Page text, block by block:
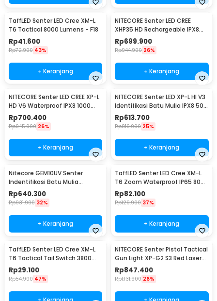
TaffLED Senter LED Cree XM-L
T6 Tactical 8000 Lumens - F18
Rp41.600
Rp72.900 43%
+ Keranjang
NITECORE Senter LED CREE
XHP35 HD Rechargeable IPX8
1800 Lumens - MH23
Rp699.900
Rp944.900 26%
+ Keranjang
NITECORE Senter LED CREE XP-L
HD V6 Waterproof IPX8 1000
Lumens - MT21C
Rp700.400
Rp945.900 26%
+ Keranjang
NITECORE Senter LED XP-L HI V3
Identifikasi Batu Mulia IPX8 500
Lumens - GEM8
Rp613.700
Rp810.900 25%
+ Keranjang
Nitecore GEM10UV Senter
Indentifikasi Batu Mulia
Gemstone Ultraviolet
Rp640.300
Rp931.900 32%
+ Keranjang
TaffLED Senter LED Cree XM-L
T6 Zoom Waterproof IP65 8000
Lumens - E17 COB
Rp82.100
Rp129.900 37%
+ Keranjang
TaffLED Senter LED Cree XM-L
T6 Tactical Tail Switch 3800
Lumens
Rp29.100
Rp54.900 47%
NITECORE Senter Pistol Tactical
Gun Light XP-G2 S3 Red Laser
300Lumens - NPL10
Rp847.400
Rp1.131.900 26%